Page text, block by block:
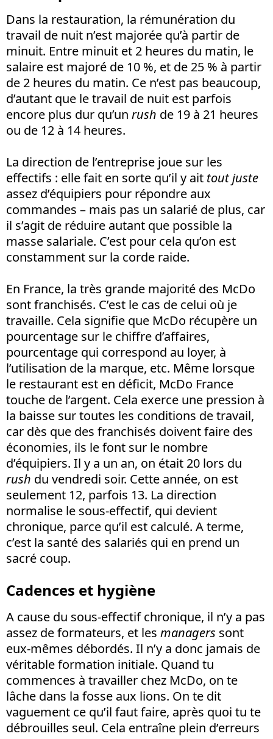
Dans la restauration, la rémunération du
travail de nuit n’est majorée qu’à partir de
minuit. Entre minuit et 2 heures du matin, le
salaire est majoré de 10 %, et de 25 % à partir
de 2 heures du matin. Ce n’est pas beaucoup,
d’autant que le travail de nuit est parfois
encore plus dur qu’un rush de 19 à 21 heures
ou de 12 à 14 heures.
La direction de l’entreprise joue sur les
effectifs : elle fait en sorte qu’il y ait toutjuste
assez d’équipiers pour répondre aux
commandes – mais pas un salarié de plus, car
il s’agit de réduire autant que possible la
masse salariale. C’est pour cela qu’on est
constamment sur la corde raide.
En France, la très grande majorité des McDo
sont franchisés. C’est le cas de celui où je
travaille. Cela signifie que McDo récupère un
pourcentage sur le chiffre d’affaires,
pourcentage qui correspond au loyer, à
l’utilisation de la marque, etc. Même lorsque
le restaurant est en déficit, McDo France
touche de l’argent. Cela exerce une pression à
la baisse sur toutes les conditions de travail,
car dès que des franchisés doivent faire des
économies, ils le font sur le nombre
d’équipiers. Il y a un an, on était 20 lors du
rush du vendredi soir. Cette année, on est
seulement 12, parfois 13. La direction
normalise le sous-effectif, qui devient
chronique, parce qu’il est calculé. A terme,
c’est la santé des salariés qui en prend un
sacré coup.
Cadences et hygiène
A cause du sous-effectif chronique, il n’y a pas
assez de formateurs, et les managers sont
eux-mêmes débordés. Il n’y a donc jamais de
véritable formation initiale. Quand tu
commences à travailler chez McDo, on te
lâche dans la fosse aux lions. On te dit
vaguement ce qu’il faut faire, après quoi tu te
débrouilles seul. Cela entraîne plein d’erreurs